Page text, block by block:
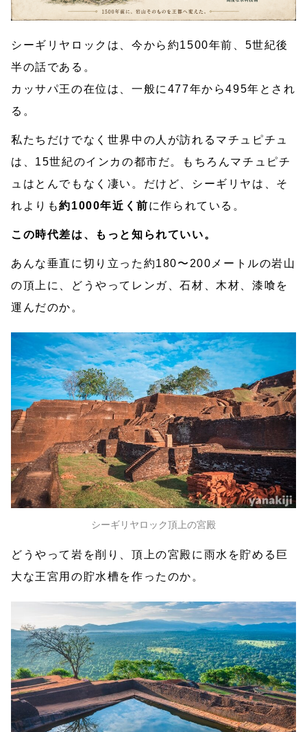
シーギリヤロックは、今から約1500年前、5世紀後
半の話である。
カッサパ王の在位は、一般に477年から495年とされ
る。
私たちだけでなく世界中の人が訪れるマチュピチュ
は、15世紀のインカの都市だ。もちろんマチュピチ
ュはとんでもなく凄い。だけど、シーギリヤは、そ
れよりも約1000年近く前に作られている。
この時代差は、もっと知られていい。
あんな垂直に切り立った約180〜200メートルの岩山
の頂上に、どうやってレンガ、石材、木材、漆喰を
運んだのか。
シーギリヤロック頂上の宮殿
どうやって岩を削り、頂上の宮殿に雨水を貯める巨
大な王宮用の貯水槽を作ったのか。